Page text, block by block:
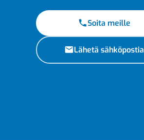
Soita meille
Lähetä sähköpostia